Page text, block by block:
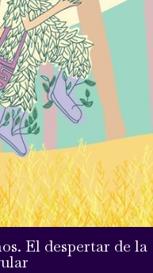
El despertar de la